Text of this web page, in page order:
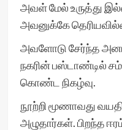
அவள் மேல் உருத்து
அவனுக்கே
அவளோடு சேர்ந்த
நகரின் பஸ்டாண்டில்
கொண்ட நிகழ்வு.
நூற்றி மூணாவது
அழுதார்கள். பிறந்த